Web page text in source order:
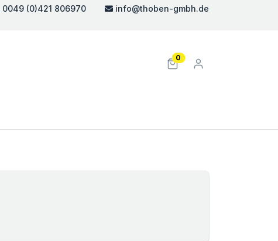
0049 (0)421 806970 info@thoben-gmbh.de
0